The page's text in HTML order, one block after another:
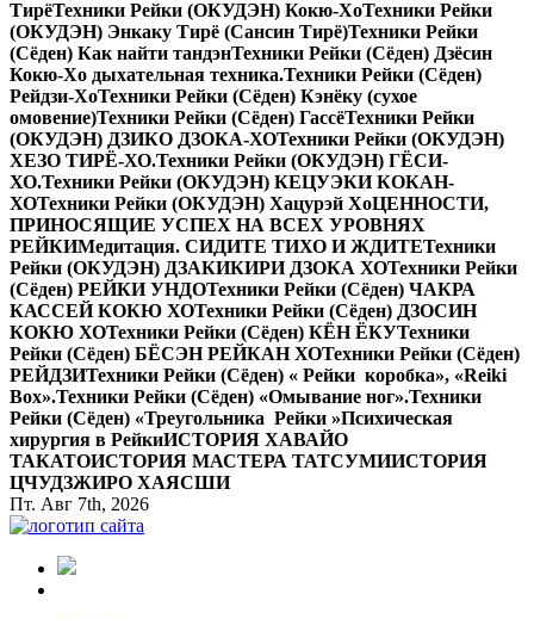
ТирёТехники Рейки (ОКУДЭН) Кокю-ХоТехники Рейки
(ОКУДЭН) Энкаку Тирё (Сансин Тирё)Техники Рейки
(Сёден) Как найти тандэнТехники Рейки (Сёден) Дзёсин
Кокю-Хо дыхательная техника.Техники Рейки (Сёден)
Рейдзи-ХоТехники Рейки (Сёден) Кэнёку (сухое
омовение)Техники Рейки (Сёден) ГассёТехники Рейки
(ОКУДЭН) ДЗИКО ДЗОКА-ХОТехники Рейки (ОКУДЭН)
ХЕЗО ТИРЁ-ХО.Техники Рейки (ОКУДЭН) ГЁСИ-
ХО.Техники Рейки (ОКУДЭН) КЕЦУЭКИ КОКАН-
ХОТехники Рейки (ОКУДЭН) Хацурэй ХоЦЕННОСТИ,
ПРИНОСЯЩИЕ УСПЕХ НА ВСЕХ УРОВНЯХ
РЕЙКИМедитация. СИДИТЕ ТИХО И ЖДИТЕТехники
Рейки (ОКУДЭН) ДЗАКИКИРИ ДЗОКА ХОТехники Рейки
(Сёден) РЕЙКИ УНДОТехники Рейки (Сёден) ЧАКРА
КАССЕЙ КОКЮ ХОТехники Рейки (Сёден) ДЗОСИН
КОКЮ ХОТехники Рейки (Сёден) КЁН ЁКУТехники
Рейки (Сёден) БЁСЭН РЕЙКАН ХОТехники Рейки (Сёден)
РЕЙДЗИТехники Рейки (Сёден) « Рейки коробка», «Reiki
Вox».Техники Рейки (Сёден) «Омывание ног».Техники
Рейки (Сёден) «Треугольника Рейки »Психическая
хирургия в РейкиИСТОРИЯ ХАВАЙО
ТАКАТОИСТОРИЯ МАСТЕРА ТАТСУМИИСТОРИЯ
ЦЧУДЗЖИРО ХАЯСШИ
Пт. Авг 7th, 2026
Все самое интересное, вдохновляющее и тайное внутри.